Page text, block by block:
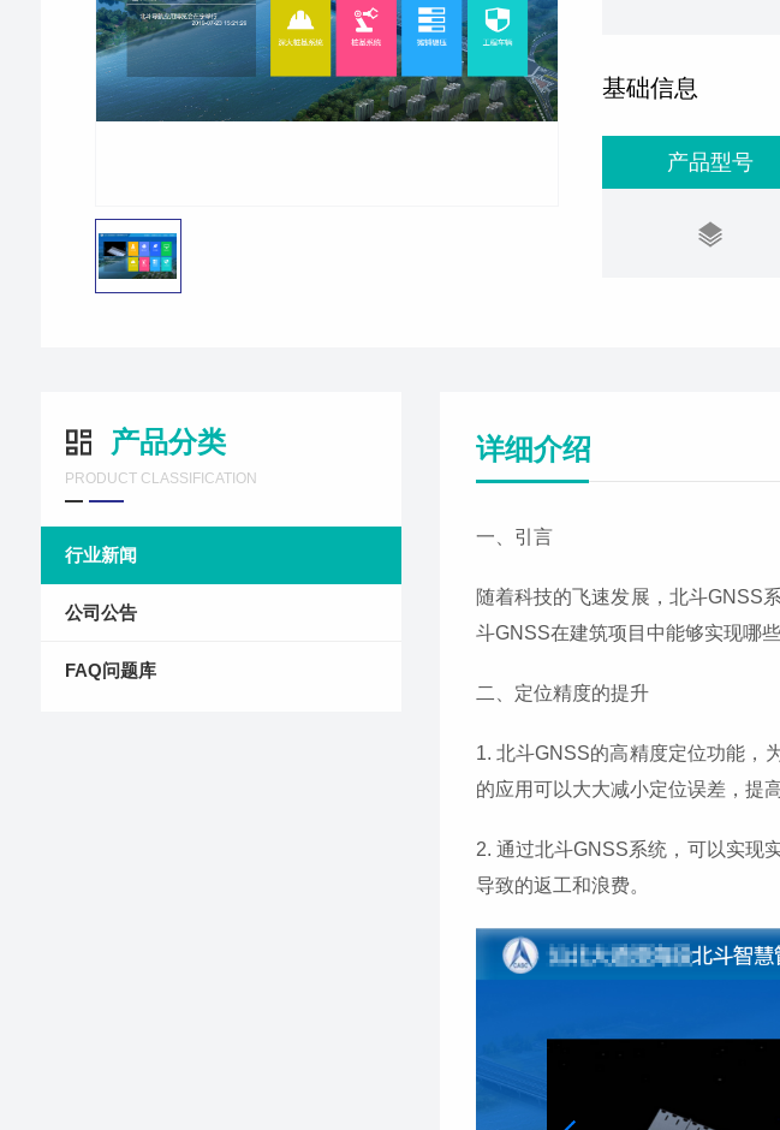
基础信息
产品型号
产品分类
PRODUCT CLASSIFICATION
行业新闻
公司公告
FAQ问题库
详细介绍
一、引言
随着科技的飞速发展，北斗GNSS
斗GNSS在建筑项目中能够实现哪些
二、定位精度的提升
1. 北斗GNSS的高精度定位功能，
的应用可以大大减小定位误差，提
2. 通过北斗GNSS系统，可以实现
导致的返工和浪费。